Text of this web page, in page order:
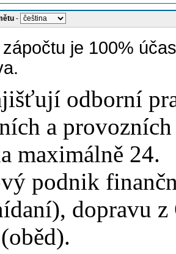
-
je 100%
odborní
a
maximálně 24.
podnik
dopravu